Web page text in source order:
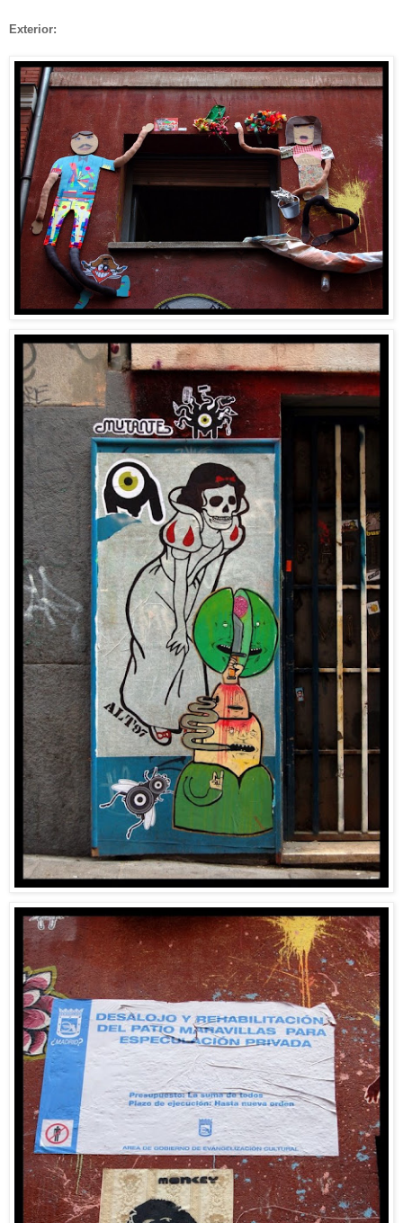
Exterior: